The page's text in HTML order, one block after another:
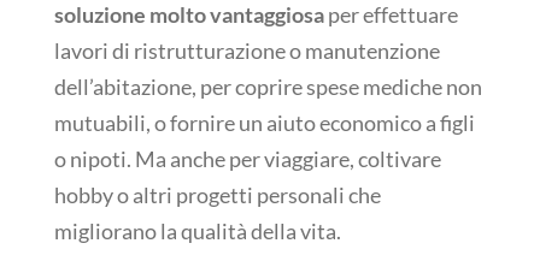
soluzione molto vantaggiosaper effettuare
lavori di ristrutturazione o manutenzione
dell’abitazione, per coprire spese mediche non
mutuabili, o fornire un aiuto economico a figli
o nipoti. Ma anche per viaggiare, coltivare
hobby o altri progetti personali che
migliorano la qualità della vita.